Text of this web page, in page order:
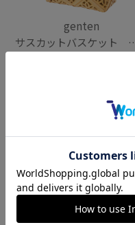
genten
サスカットバスケット ペール
genten